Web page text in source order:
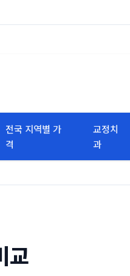
전국 지역별 가
격
교정치
과
교